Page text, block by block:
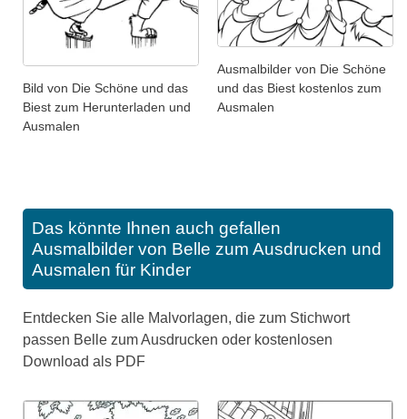
Bild von Die Schöne und das
Biest zum Herunterladen und
Ausmalen
Ausmalbilder von Die Schöne
und das Biest kostenlos zum
Ausmalen
Das könnte Ihnen auch gefallen
Ausmalbilder von Belle zum Ausdrucken und
Ausmalen für Kinder
Entdecken Sie alle Malvorlagen, die zum Stichwort
passen Belle zum Ausdrucken oder kostenlosen
Download als PDF